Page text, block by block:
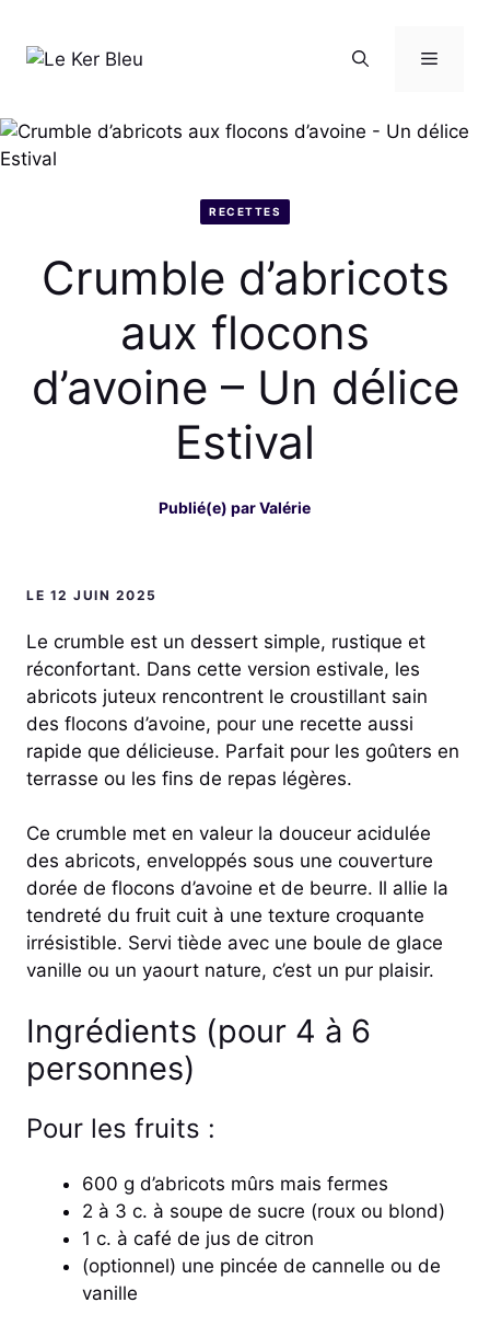
contenu
Menu
RECETTES
Crumble d’abricots
aux flocons
d’avoine – Un délice
Estival
Publié(e) parValérie
LE 12 JUIN 2025
Le crumble est un dessert simple, rustique et
réconfortant. Dans cette version estivale, les
abricots juteux rencontrent le croustillant sain
des flocons d’avoine, pour une recette aussi
rapide que délicieuse. Parfait pour les goûters en
terrasse ou les fins de repas légères.
Ce crumble met en valeur la douceur acidulée
des abricots, enveloppés sous une couverture
dorée de flocons d’avoine et de beurre. Il allie la
tendreté du fruit cuit à une texture croquante
irrésistible. Servi tiède avec une boule de glace
vanille ou un yaourt nature, c’est un pur plaisir.
Ingrédients (pour 4 à 6
personnes)
Pour les fruits :
600 g d’abricots mûrs mais fermes
2 à 3 c. à soupe de sucre (roux ou blond)
1 c. à café de jus de citron
(optionnel) une pincée de cannelle ou de
vanille